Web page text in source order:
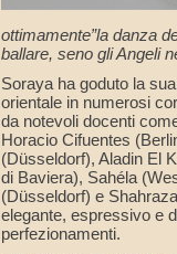
ottimamente”la danza
ballare, seno gli Angeli
Soraya ha goduto la
orientale in numerosi
da notevoli docenti
Horacio Cifuentes
(Düsseldorf), Aladin El
di Baviera), Sahéla
(Düsseldorf) e
elegante, espressivo e
perfezionamenti.